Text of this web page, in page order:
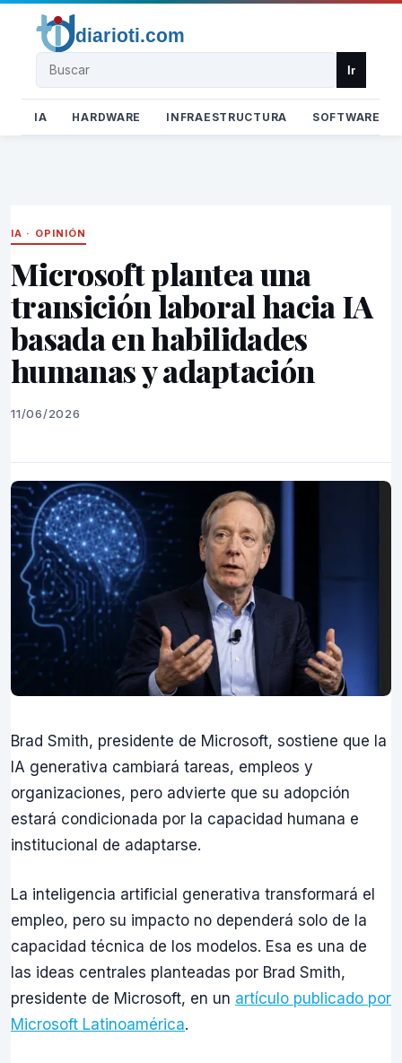
Buscar Ir
IA HARDWARE INFRAESTRUCTURA SOFTWARE
IA · OPINIÓN
Microsoft plantea una
transición laboral hacia IA
basada en habilidades
humanas y adaptación
11/06/2026
Brad Smith, presidente de Microsoft, sostiene que la
IA generativa cambiará tareas, empleos y
organizaciones, pero advierte que su adopción
estará condicionada por la capacidad humana e
institucional de adaptarse.
La inteligencia artificial generativa transformará el
empleo, pero su impacto no dependerá solo de la
capacidad técnica de los modelos. Esa es una de
las ideas centrales planteadas por Brad Smith,
presidente de Microsoft, en un artículo publicado por
Microsoft Latinoamérica.